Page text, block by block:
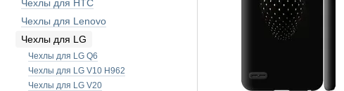
Чехлы для HTC
Чехлы для Lenovo
Чехлы для LG
Чехлы для LG Q6
Чехлы для LG V10 H962
Чехлы для LG V20